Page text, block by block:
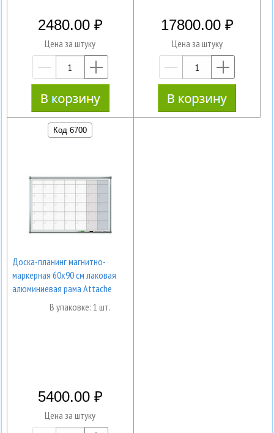
2480.00
Цена за штуку
—
17800.00
Цена за штуку
—
Код 6700
Доска-планинг магнитно-
маркерная 60x90 см лаковая
алюминиевая рама Attache
В упаковке: 1 шт.
5400.00
Цена за штуку